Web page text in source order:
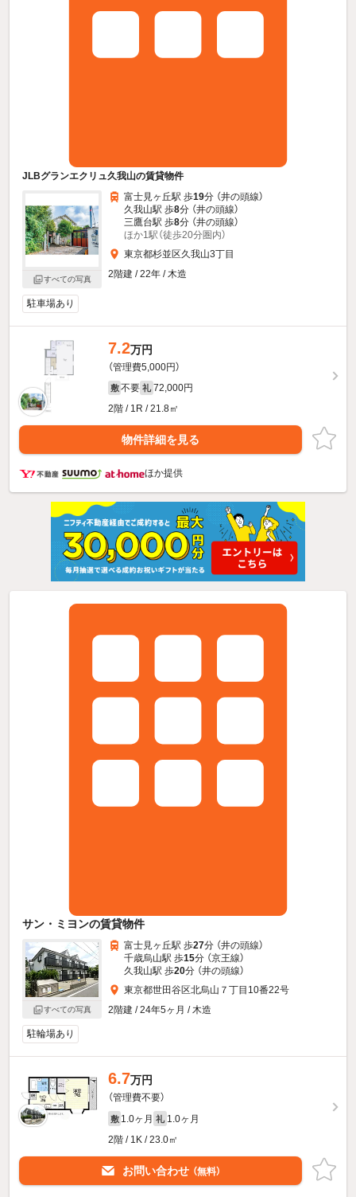
JLBグランエクリュ久我山の賃貸物件
すべての写真
富士見ヶ丘駅 歩19分 （井の頭線）
久我山駅 歩8分 （井の頭線）
三鷹台駅 歩8分 （井の頭線）
ほか1駅（徒歩20分圏内）
東京都杉並区久我山3丁目
2階建 / 22年 / 木造
駐車場あり
7.2万円
（管理費5,000円）
敷 不要 礼 72,000円
2階 / 1R / 21.8㎡
物件詳細を見る
ほか提供
サン・ミヨンの賃貸物件
すべての写真
富士見ヶ丘駅 歩27分 （井の頭線）
千歳烏山駅 歩15分 （京王線）
久我山駅 歩20分 （井の頭線）
東京都世田谷区北烏山７丁目10番22号
2階建 / 24年5ヶ月 / 木造
駐輪場あり
6.7万円
（管理費不要）
敷 1.0ヶ月 礼 1.0ヶ月
2階 / 1K / 23.0㎡
お問い合わせ （無料）